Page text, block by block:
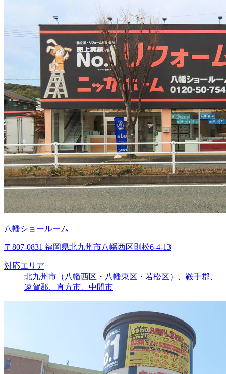
八幡ショールーム
〒807-0831 福岡県北九州市八幡西区則松6-4-13
対応エリア
北九州市（八幡西区・八幡東区・若松区）、鞍手郡、
遠賀郡、直方市、中間市